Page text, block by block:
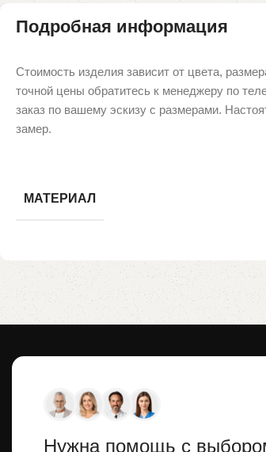
Подробная информация
Стоимость изделия зависит от цвета,
точной цены обратитесь к менеджеру по
заказ по вашему эскизу с размерами.
замер.
МАТЕРИАЛ
Нужна помощь с